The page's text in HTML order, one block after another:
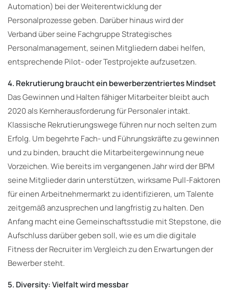
Automation) bei der Weiterentwicklung der
Personalprozesse geben. Darüber hinaus wird der
Verband über seine Fachgruppe Strategisches
Personalmanagement, seinen Mitgliedern dabei helfen,
entsprechende Pilot- oder Testprojekte aufzusetzen.
4. Rekrutierung braucht ein bewerberzentriertes Mindset
Das Gewinnen und Halten fähiger Mitarbeiter bleibt auch
2020 als Kernherausforderung für Personaler intakt.
Klassische Rekrutierungswege führen nur noch selten zum
Erfolg. Um begehrte Fach- und Führungskräfte zu gewinnen
und zu binden, braucht die Mitarbeitergewinnung neue
Vorzeichen. Wie bereits im vergangenen Jahr wird der BPM
seine Mitglieder darin unterstützen, wirksame Pull-Faktoren
für einen Arbeitnehmermarkt zu identifizieren, um Talente
zeitgemäß anzusprechen und langfristig zu halten. Den
Anfang macht eine Gemeinschaftsstudie mit Stepstone, die
Aufschluss darüber geben soll, wie es um die digitale
Fitness der Recruiter im Vergleich zu den Erwartungen der
Bewerber steht.
5. Diversity: Vielfalt wird messbar